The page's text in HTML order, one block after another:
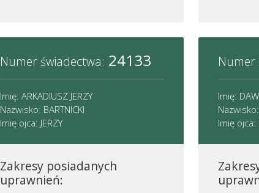
Numer świadectwa: 24133
Imię: ARKADIUSZ JERZY
Nazwisko: BARTNICKI
Imię ojca: JERZY
Zakresy posiadanych
uprawnień:
Numer
Imię:
Imię ojca: